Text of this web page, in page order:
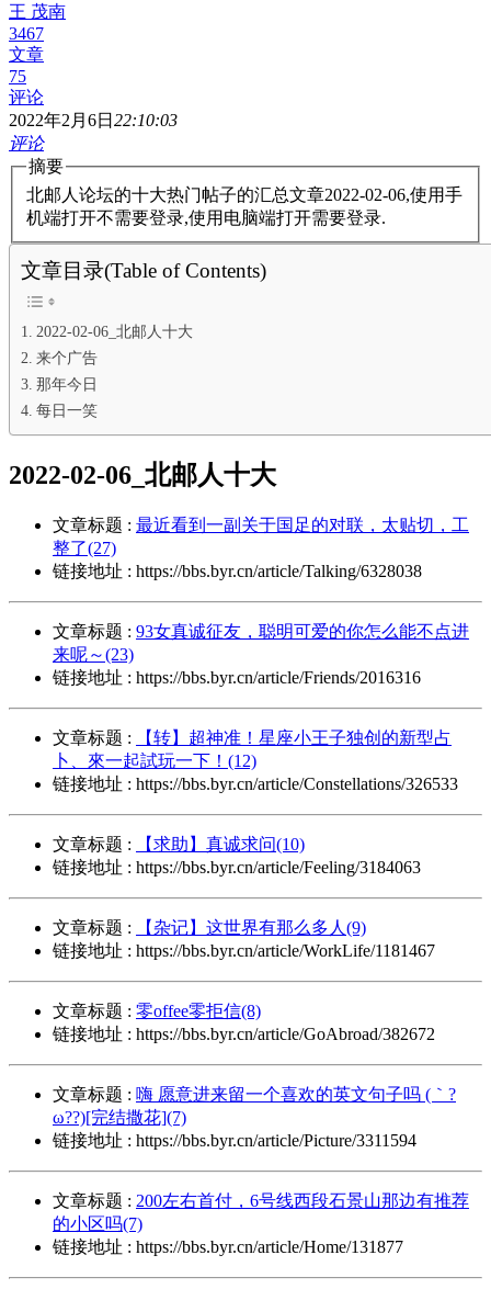
王 茂南
3467
文章
75
评论
2022年2月6日 22:10:03
评论
摘要
北邮人论坛的十大热门帖子的汇总文章2022-02-06,使用手
机端打开不需要登录,使用电脑端打开需要登录.
文章目录(Table of Contents)
2022-02-06_北邮人十大
来个广告
那年今日
每日一笑
2022-02-06_北邮人十大
文章标题 : 最近看到一副关于国足的对联，太贴切，工
整了(27)
链接地址 : https://bbs.byr.cn/article/Talking/6328038
文章标题 : 93女真诚征友，聪明可爱的你怎么能不点进
来呢～(23)
链接地址 : https://bbs.byr.cn/article/Friends/2016316
文章标题 :
【转】超神准！星座小王子独创的新型占
卜、來一起試玩一下！(12)
链接地址 : https://bbs.byr.cn/article/Constellations/326533
文章标题 :
【求助】真诚求问(10)
链接地址 : https://bbs.byr.cn/article/Feeling/3184063
文章标题 :
【杂记】这世界有那么多人(9)
链接地址 : https://bbs.byr.cn/article/WorkLife/1181467
文章标题 : 零offee零拒信(8)
链接地址 : https://bbs.byr.cn/article/GoAbroad/382672
文章标题 : 嗨 愿意进来留一个喜欢的英文句子吗 (｀?
ω??)[完结撒花](7)
链接地址 : https://bbs.byr.cn/article/Picture/3311594
文章标题 : 200左右首付，6号线西段石景山那边有推荐
的小区吗(7)
链接地址 : https://bbs.byr.cn/article/Home/131877